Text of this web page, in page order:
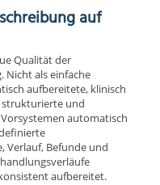
auf
Qualität der
Nicht als einfache
aufbereitete, klinisch
strukturierte und
automatisch
Verlauf, Befunde und
aufbereitet.